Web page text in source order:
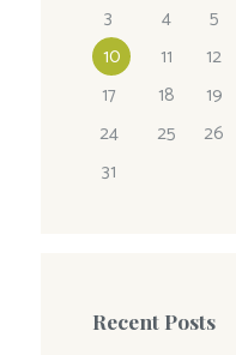
3
4 5
10
11 12
17
18 19
24
25 26
31
Recent Posts